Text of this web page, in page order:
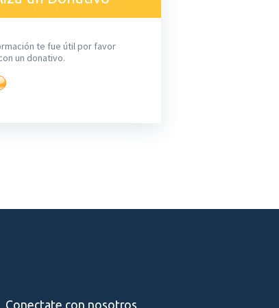
te fue útil por favor
un donativo.
Conectate con nosotros